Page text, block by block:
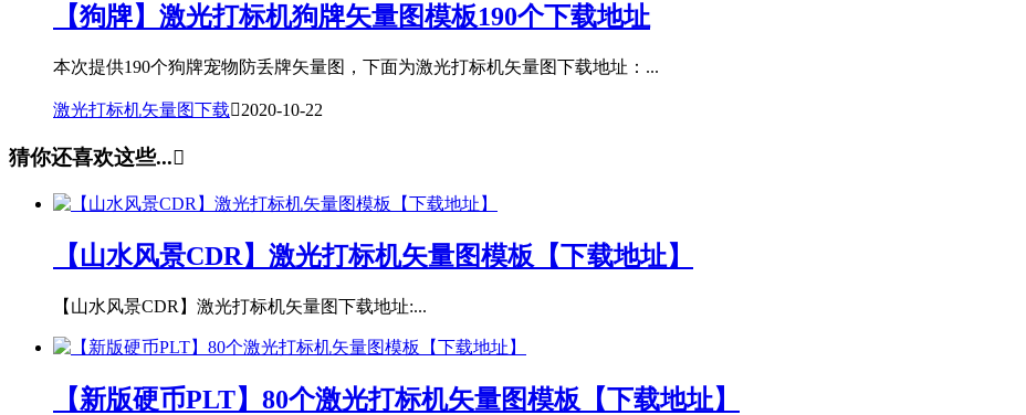
【狗牌】激光打标机狗牌矢量图模板190个下载地址
本次提供190个狗牌宠物防丢牌矢量图，下面为激光打标机矢量图下载地址：...
激光打标机矢量图下载2020-10-22
猜你还喜欢这些...
【山水风景CDR】激光打标机矢量图模板【下载地址】
【山水风景CDR】激光打标机矢量图下载地址:...
【新版硬币PLT】80个激光打标机矢量图模板【下载地址】